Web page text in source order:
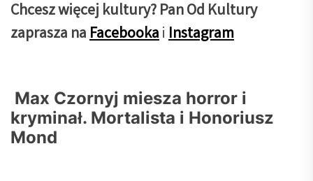
Chcesz więcej kultury? Pan Od Kultury
zaprasza naFacebookaiInstagram
Max Czornyj miesza horror i
kryminał. Mortalista i Honoriusz
Mond